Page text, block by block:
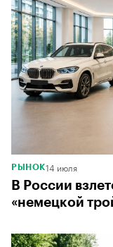
РЫНОК14 июля
В России
«немецкой